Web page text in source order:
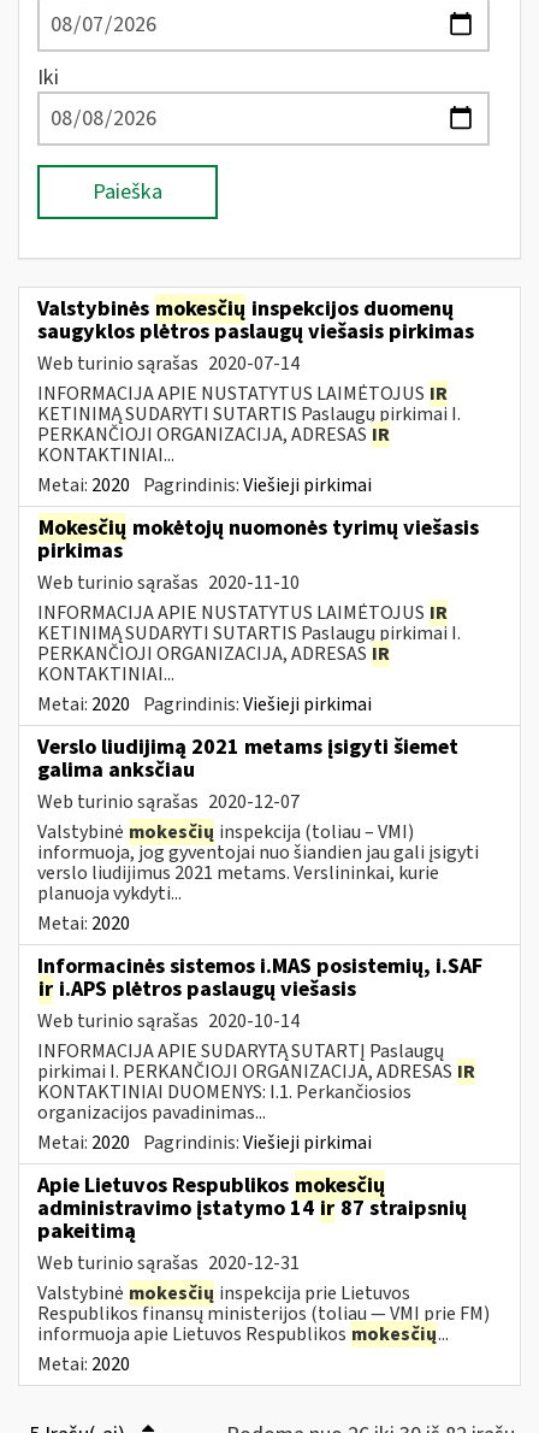
Iki
Paieška
Valstybinės mokesčių inspekcijos duomenų
saugyklos plėtros paslaugų viešasis pirkimas
Web turinio sąrašas 2020-07-14
INFORMACIJA APIE NUSTATYTUS LAIMĖTOJUS IR
KETINIMĄ SUDARYTI SUTARTIS Paslaugų pirkimai I.
PERKANČIOJI ORGANIZACIJA, ADRESAS IR
KONTAKTINIAI...
Metai: 2020 Pagrindinis:Viešieji pirkimai
Mokesčių mokėtojų nuomonės tyrimų viešasis
pirkimas
Web turinio sąrašas 2020-11-10
INFORMACIJA APIE NUSTATYTUS LAIMĖTOJUS IR
KETINIMĄ SUDARYTI SUTARTIS Paslaugų pirkimai I.
PERKANČIOJI ORGANIZACIJA, ADRESAS IR
KONTAKTINIAI...
Metai: 2020 Pagrindinis:Viešieji pirkimai
Verslo liudijimą 2021 metams įsigyti šiemet
galima anksčiau
Web turinio sąrašas 2020-12-07
Valstybinė mokesčių inspekcija (toliau – VMI)
informuoja, jog gyventojai nuo šiandien jau gali įsigyti
verslo liudijimus 2021 metams. Verslininkai, kurie
planuoja vykdyti...
Metai: 2020
Informacinės sistemos i.MAS posistemių, i.SAF
ir i.APS plėtros paslaugų viešasis
Web turinio sąrašas 2020-10-14
INFORMACIJA APIE SUDARYTĄ SUTARTĮ Paslaugų
pirkimai I. PERKANČIOJI ORGANIZACIJA, ADRESAS IR
KONTAKTINIAI DUOMENYS: I.1. Perkančiosios
organizacijos pavadinimas...
Metai: 2020 Pagrindinis:Viešieji pirkimai
Apie Lietuvos Respublikos mokesčių
administravimo įstatymo 14ir87 straipsnių
pakeitimą
Web turinio sąrašas 2020-12-31
Valstybinė mokesčių inspekcija prie Lietuvos
Respublikos finansų ministerijos (toliau — VMI prie FM)
informuoja apie Lietuvos Respublikos mokesčių...
Metai: 2020